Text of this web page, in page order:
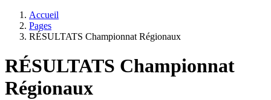
Accueil
Pages
RÉSULTATS Championnat Régionaux
RÉSULTATS Championnat
Régionaux